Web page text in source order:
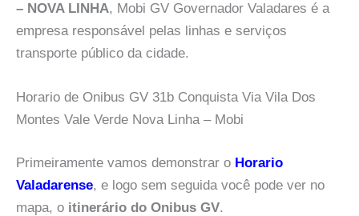
– NOVA LINHA, Mobi GV Governador Valadares é a
empresa responsável pelas linhas e serviços
transporte público da cidade.
Horario de Onibus GV 31b Conquista Via Vila Dos
Montes Vale Verde Nova Linha – Mobi
Primeiramente vamos demonstrar o Horario
Valadarense, e logo sem seguida você pode ver no
mapa, o itinerário do Onibus GV.